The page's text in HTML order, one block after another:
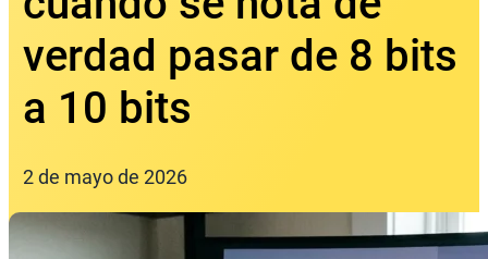
verdad pasar de 8 bits
a 10 bits
2 de mayo de 2026